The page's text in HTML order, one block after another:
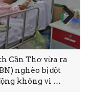
Cần Thơ vừa ra
nghèo bị đột
không vì …
Next